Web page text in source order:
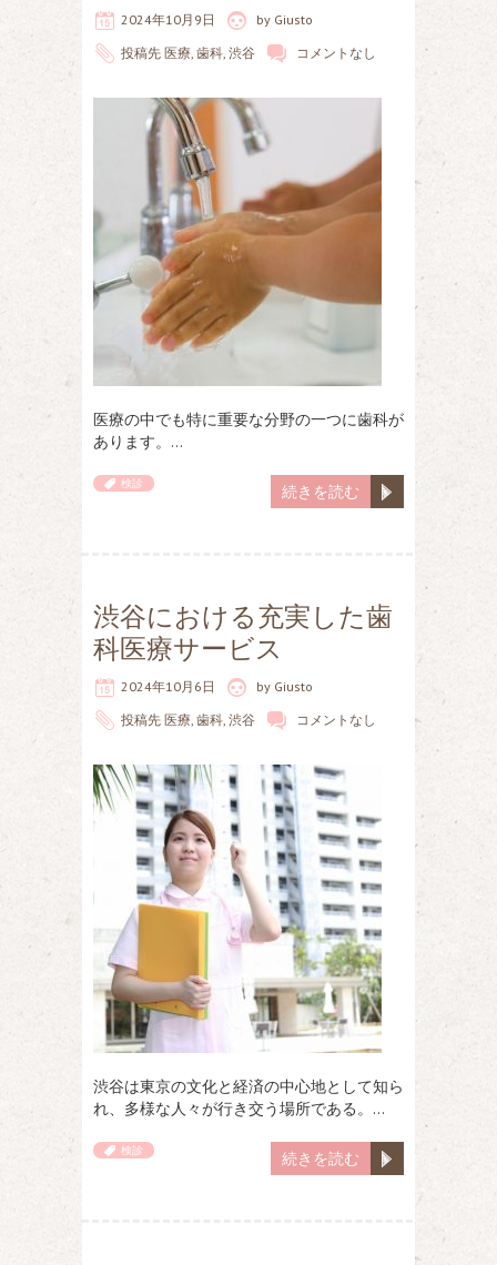
2024年10月9日 by Giusto
投稿先 医療, 歯科, 渋谷 コメントなし
医療の中でも特に重要な分野の一つに歯科が
あります。…
続きを読む
検診
渋谷における充実した歯
科医療サービス
2024年10月6日 by Giusto
投稿先 医療, 歯科, 渋谷 コメントなし
渋谷は東京の文化と経済の中心地として知ら
れ、多様な人々が行き交う場所である。…
続きを読む
検診